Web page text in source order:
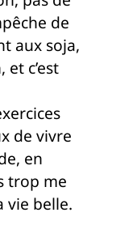
de
aux soja,
c’est
de vivre
en
trop me
vie belle.